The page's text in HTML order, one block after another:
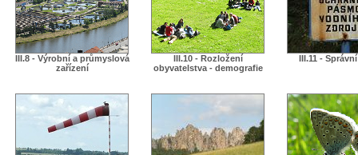
III.8 - Výrobní a průmyslová
zařízení
III.10 - Rozložení
obyvatelstva - demografie
III.11 -